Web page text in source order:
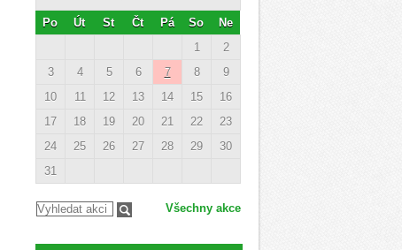
Po Út St Čt Pá So
Ne
1
2
3
4 5 6 7 8
9
10
11 12 13 14 15
16
17
18 19 20 21 22
23
24
25 26 27 28 29
30
31
Všechny akce